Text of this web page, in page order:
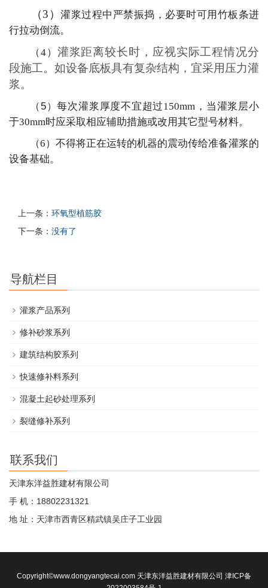
（3 ）灌浆过程中严禁振捣，必要时可用竹板条进
行拉动倒流。
（4） 灌浆距离较长时，应视实际工程情况分
段施工。如设备底板具有复杂结构，宜采用压力灌
浆。
（ 5）每次灌浆厚度不宜超过150mm ，当灌浆层小
于30mm时应采取相应辅助措施或改用其它型号材料。
（6） 不得将正在运转的机器的震动传给准备灌浆的
设备基础。
上一条： 环氧型植筋胶
下一条： 没有了
导航栏目
灌浆产品系列
修补砂浆系列
建筑结构胶系列
快速修补料系列
混凝土起砂处理系列
裂缝修补系列
联系我们
天津东洋益胜建材有限公司
手 机：18802231321
地 址：天津市西青区精武镇吴庄子工业园
Copyright©www.dongyangtecai.com 天津东洋益胜建材有限公司 津ICP备